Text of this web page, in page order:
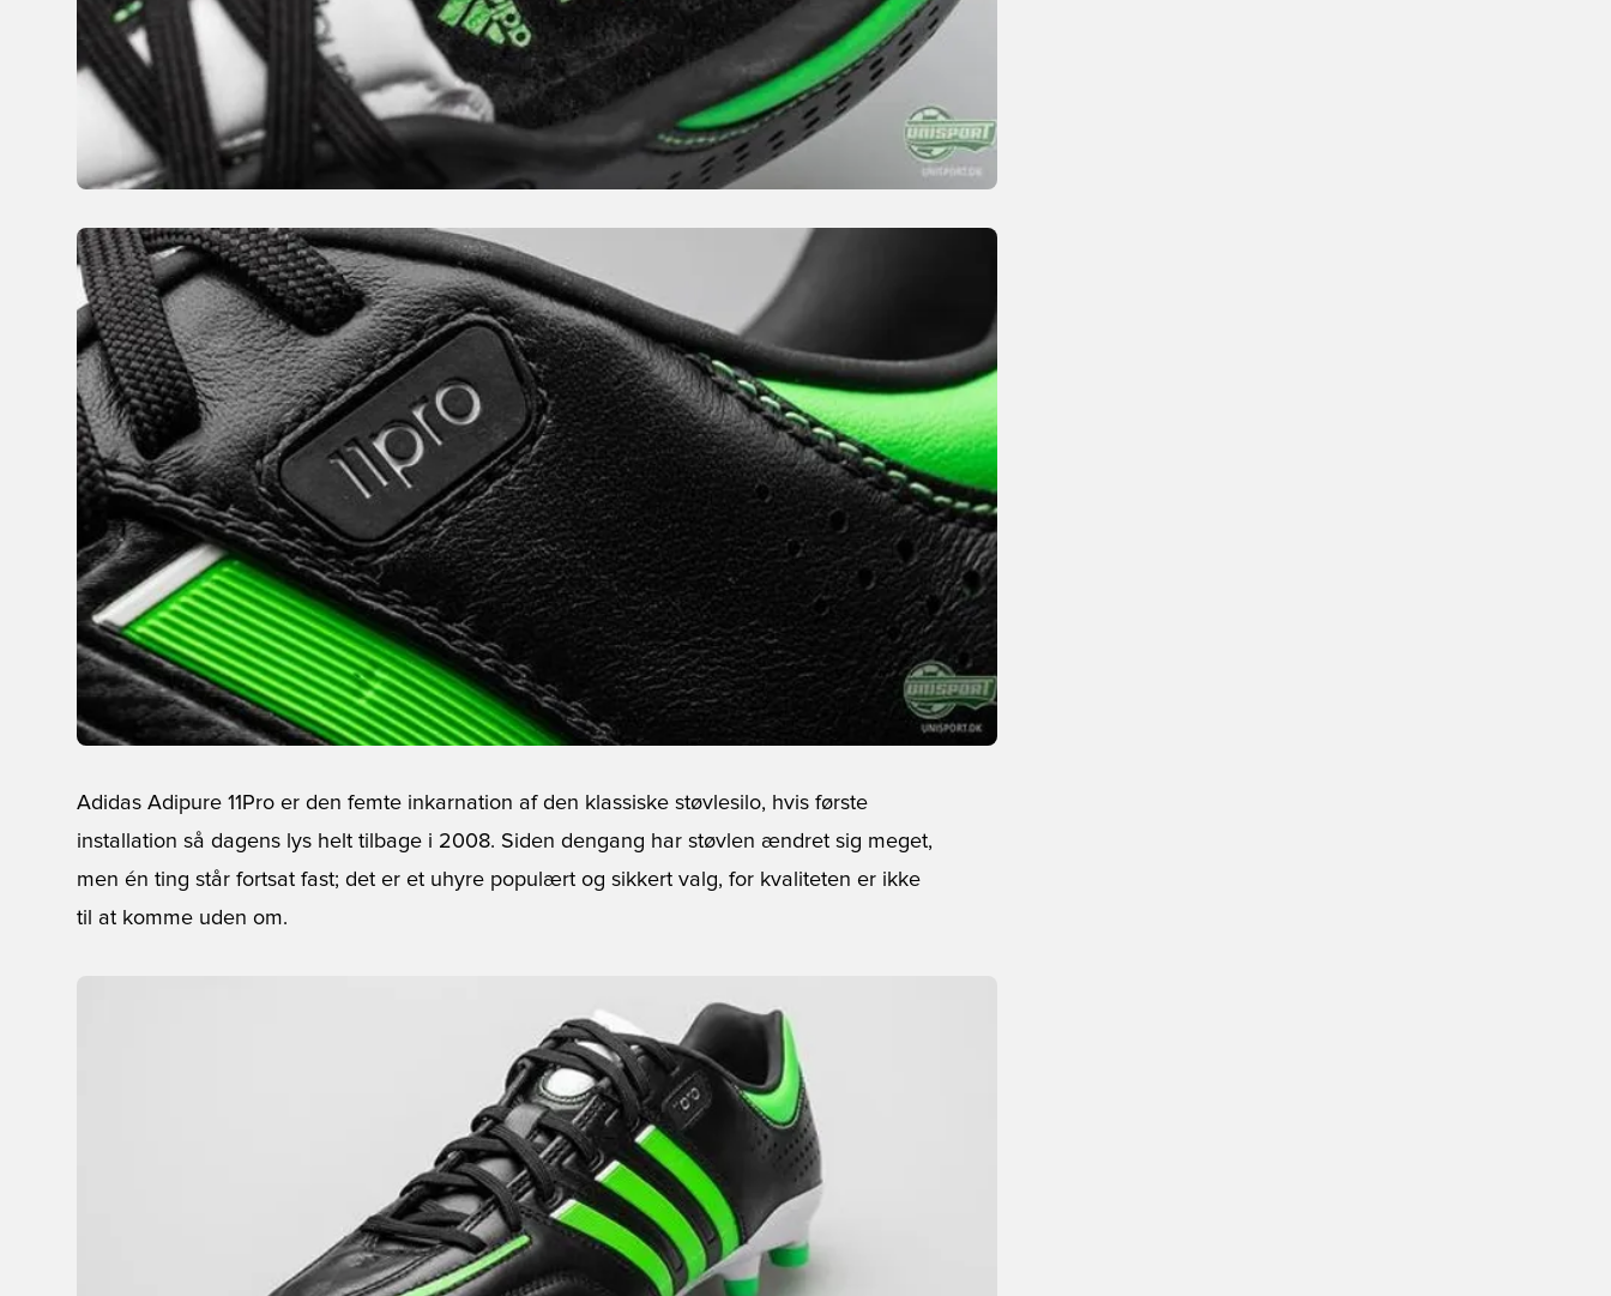
Adidas Adipure 11Pro er den femte inkarnation af den klassiske støvlesilo, hvis første
installation så dagens lys helt tilbage i 2008. Siden dengang har støvlen ændret sig meget,
men én ting står fortsat fast; det er et uhyre populært og sikkert valg, for kvaliteten er ikke
til at komme uden om.